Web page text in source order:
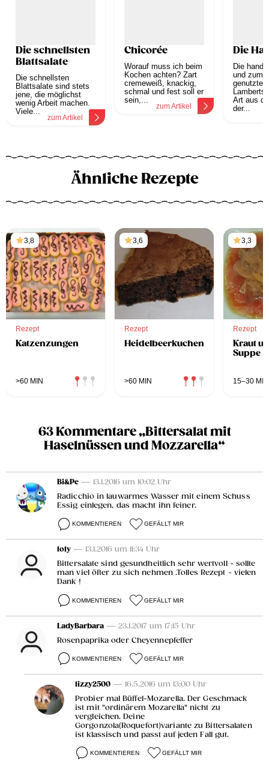
Die schnellsten
Blattsalate
Die schnellsten
Blattsalate sind stets
jene, die möglichst
wenig Arbeit machen.
Viele...
zum Artikel
Chicorée
Worauf muss ich beim
Kochen achten? Zart
cremeweiß, knackig,
schmal und fest soll er
sein,...
zum Artikel
Die
Die
und zum
genutzte
Art aus
der...
Ähnliche Rezepte
3,8
Rezept
Katzenzungen
>60 MIN
3,6
Rezept
Heidelbeerkuchen
>60 MIN
3,3
Rezept
Kraut
Suppe
15–30 MIN
63 Kommentare „Bittersalat mit
Haselnüssen und Mozzarella“
Bi&Pe — 13.1.2016 um 10:02 Uhr
Radicchio in lauwarmes Wasser mit einem Schuss
Essig einlegen, das macht ihn feiner.
KOMMENTIEREN GEFÄLLT MIR
loly — 13.1.2016 um 11:34 Uhr
Bittersalate sind gesundheitlich sehr wertvoll - sollte
man viel öfter zu sich nehmen .Tolles Rezept - vielen
Dank !
KOMMENTIEREN GEFÄLLT MIR
LadyBarbara — 23.1.2017 um 17:15 Uhr
Rosenpaprika oder Cheyennepfeffer
KOMMENTIEREN GEFÄLLT MIR
lizzy2500 — 16.5.2016 um 13:00 Uhr
Probier mal Büffel-Mozarella. Der Geschmack
ist mit "ordinärem Mozarella" nicht zu
vergleichen. Deine
Gorgonzola(Roquefort)variante zu Bittersalaten
ist klassisch und passt auf jeden Fall gut.
KOMMENTIEREN GEFÄLLT MIR